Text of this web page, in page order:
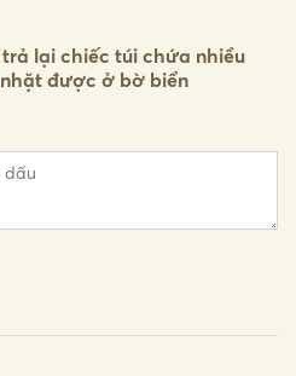
lại chiếc túi chứa nhiều
được ở bờ biển